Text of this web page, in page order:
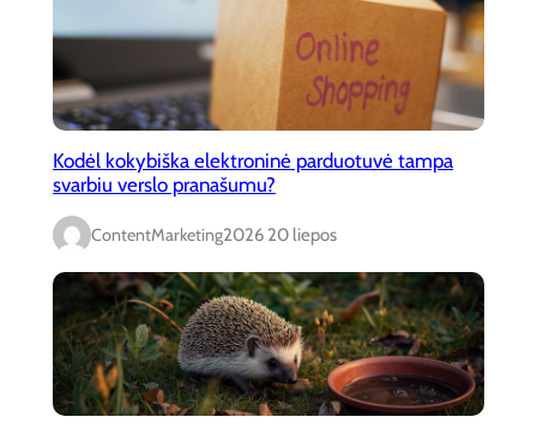
Kodėl kokybiška elektroninė parduotuvė tampa
svarbiu verslo pranašumu?
ContentMarketing2026 20 liepos